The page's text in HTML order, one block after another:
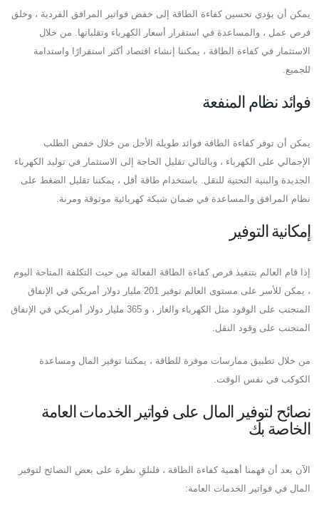
يمكن أن يؤدي تحسين كفاءة الطاقة إلى خفض فواتير المرافق الفردية ، وخلق
فرص عمل ، والمساعدة في استقرار أسعار الكهرباء وتقلباتها. من خلال
الاستثمار في كفاءة الطاقة ، يمكننا إنشاء اقتصاد أكثر استقرارًا واستدامة
للجميع.
فوائد نظام المنفعة
يمكن أن توفر كفاءة الطاقة فوائد طويلة الأجل من خلال خفض الطلب
الإجمالي على الكهرباء ، وبالتالي تقليل الحاجة إلى الاستثمار في توليد الكهرباء
الجديدة والبنية التحتية للنقل. باستخدام طاقة أقل ، يمكننا تقليل الضغط على
نظام المرافق والمساعدة في ضمان شبكة كهربائية موثوقة ومرنة.
إمكانية التوفير
إذا قام العالم بتنفيذ فرص كفاءة الطاقة الفعالة من حيث التكلفة المتاحة اليوم
، يمكن للأسر على مستوى العالم توفير 201 مليار دولار أمريكي في الإنفاق
المتجنب على الوقود مثل الكهرباء والغاز ، و 365 مليار دولار أمريكي في الإنفاق
المتجنب على وقود النقل.
من خلال تطبيق ممارسات موفرة للطاقة ، يمكننا توفير المال ومساعدة
الكوكب في نفس الوقت.
نصائح لتوفير المال على فواتير الخدمات العامة
الخاصة بك
الآن بعد أن فهمنا أهمية كفاءة الطاقة ، فلنلقِ نظرة على بعض النصائح لتوفير
المال في فواتير الخدمات العامة: